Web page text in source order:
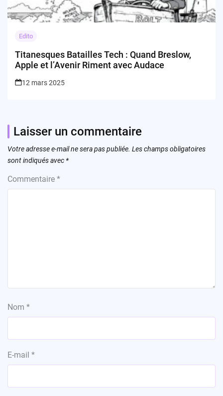
Edito
Titanesques Batailles Tech : Quand Breslow,
Apple et l’Avenir Riment avec Audace
12 mars 2025
Laisser un commentaire
Votre adresse e-mail ne sera pas publiée. Les champs obligatoires
sont indiqués avec *
Commentaire *
Nom *
E-mail *